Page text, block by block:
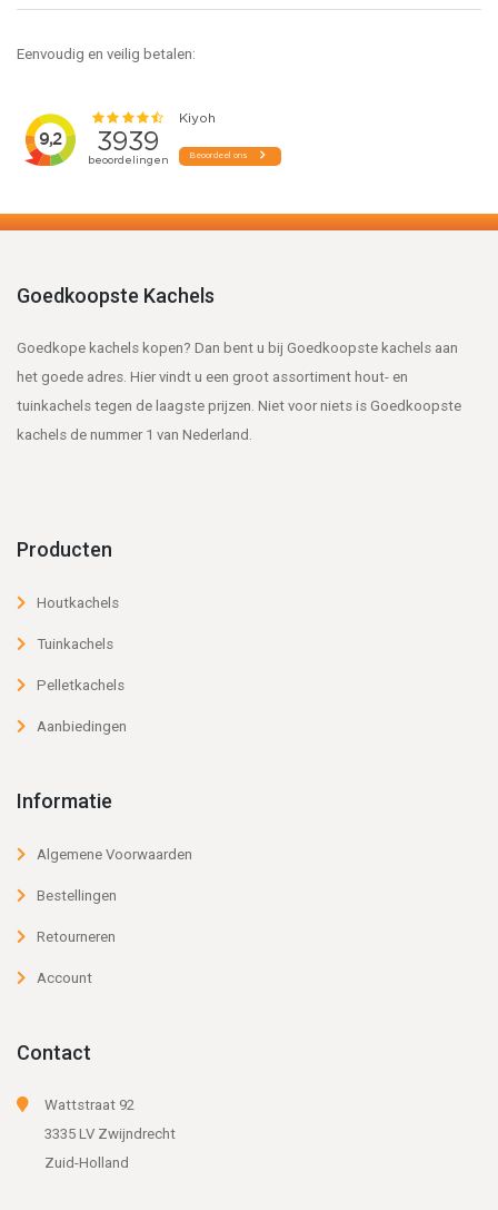
Eenvoudig en veilig betalen:
Goedkoopste Kachels
Goedkope kachels kopen? Dan bent u bij Goedkoopste kachels aan
het goede adres. Hier vindt u een groot assortiment hout- en
tuinkachels tegen de laagste prijzen. Niet voor niets is Goedkoopste
kachels de nummer 1 van Nederland.
Producten
Houtkachels
Tuinkachels
Pelletkachels
Aanbiedingen
Informatie
Algemene Voorwaarden
Bestellingen
Retourneren
Account
Contact
Wattstraat 92
3335 LV Zwijndrecht
Zuid-Holland